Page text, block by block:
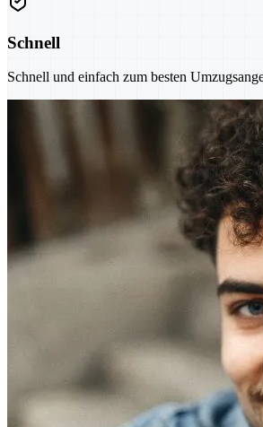
Schnell
Schnell und einfach zum besten